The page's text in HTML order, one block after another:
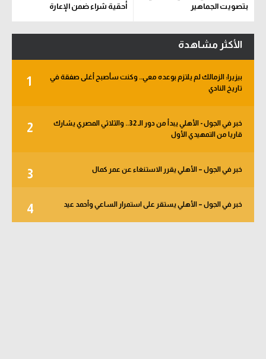
بتصويت الجماهير
أحقية شراء ضمن الإعارة
الأكثر مشاهدة
1
بيزيرا: الزمالك لم يلتزم بوعده معي.. وكنت سأصبح أغلى صفقة في
تاريخ النادي
2
خبر في الجول - الأهلي يبدأ من دور الـ 32.. والثلاثي المصري يشارك
قاريا من التمهيدي الأول
3 خبر في الجول – الأهلي يقرر الاستنغاء عن عمر كمال
4 خبر في الجول – الأهلي يستقر على استمرار الساعي وأحمد عيد